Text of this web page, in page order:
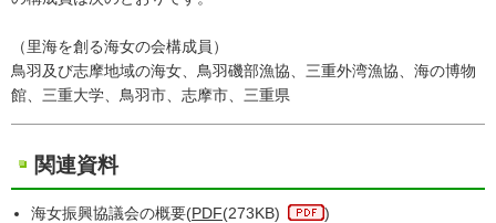
（里海を創る海女の会構成員）
鳥羽及び志摩地域の海女、鳥羽磯部漁協、三重外湾漁協、海の博物
館、三重大学、鳥羽市、志摩市、三重県
関連資料
海女振興協議会の概要(PDF(273KB) )